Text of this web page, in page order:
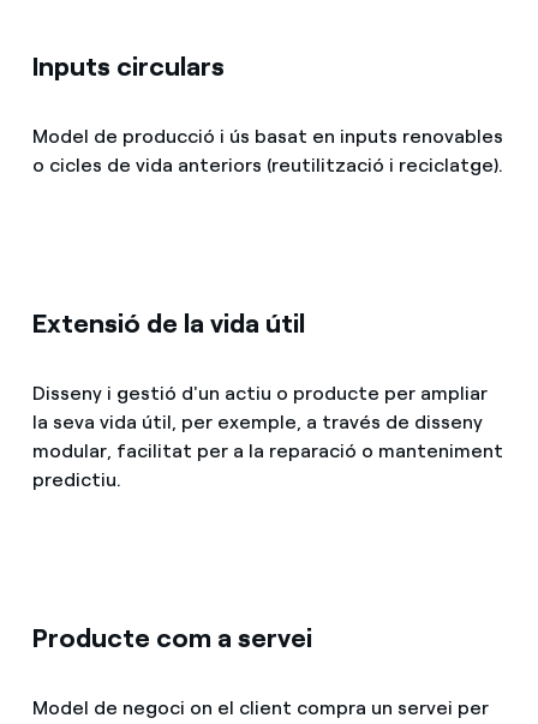
Inputs circulars
Model de producció i ús basat en inputs renovables
o cicles de vida anteriors (reutilització i reciclatge).
Extensió de la vida útil
Disseny i gestió d'un actiu o producte per ampliar
la seva vida útil, per exemple, a través de disseny
modular, facilitat per a la reparació o manteniment
predictiu.
Producte com a servei
Model de negoci on el client compra un servei per